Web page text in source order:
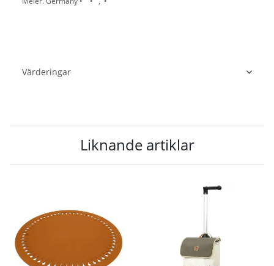
Värderingar
Liknande artiklar